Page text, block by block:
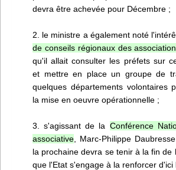
devra être achevée pour Décembre ;
2. le ministre a également noté
de conseils régionaux des
qu'il allait consulter les préfets sur
et mettre en place un groupe de
quelques départements volontaires
la mise en oeuvre opérationnelle ;
3. s'agissant de la Conférence
associative , Marc-Philippe
la prochaine devra se tenir à la fin de
que l'Etat s'engage à la renforcer d'ici